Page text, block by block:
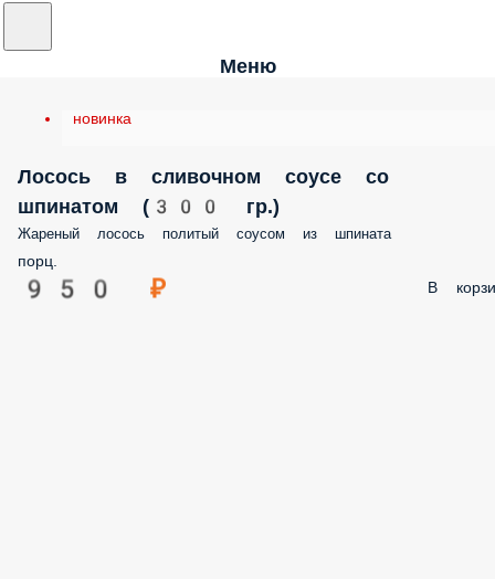
Меню
новинка
Лосось в сливочном соусе со
шпинатом (300 гр.)
Жареный лосось политый соусом из шпината
порц.
950 ₽ В